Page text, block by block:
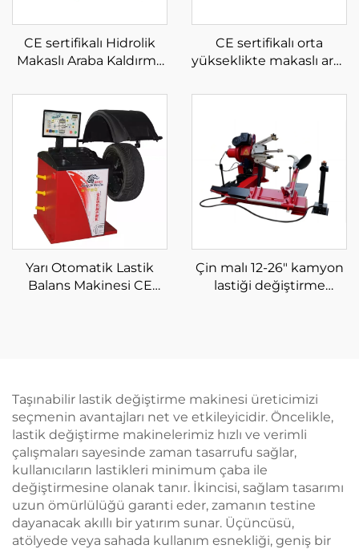
CE sertifikalı Hidrolik
Makaslı Araba Kaldırma
Alçak Seviyeli Kaldırma
CE sertifikalı orta
yükseklikte makaslı araç
kaldırıcı
Yarı Otomatik Lastik
Balans Makinesi CE
Çin malı 12-26" kamyon
lastiği değiştirme
Taşınabilir lastik değiştirme makinesi üreticimizi
seçmenin avantajları net ve etkileyicidir. Öncelikle,
lastik değiştirme makinelerimiz hızlı ve verimli
çalışmaları sayesinde zaman tasarrufu sağlar,
kullanıcıların lastikleri minimum çaba ile
değiştirmesine olanak tanır. İkincisi, sağlam tasarımı
uzun ömürlülüğü garanti eder, zamanın testine
dayanacak akıllı bir yatırım sunar. Üçüncüsü,
atölyede veya sahada kullanım esnekliği, geniş bir